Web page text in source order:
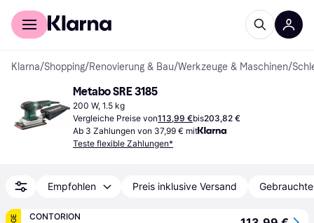
Für Shopper
Klarna/Shopping/Renovierung & Bau/Werkzeuge & Maschinen/
Metabo SRE 3185
200 W, 1.5 kg
Vergleiche Preise von113,99 €bis203,82 €
Ab 3 Zahlungen von 37,99 € mit
Teste flexible Zahlungen*
Empfohlen Preis inklusive Versand
CONTORION